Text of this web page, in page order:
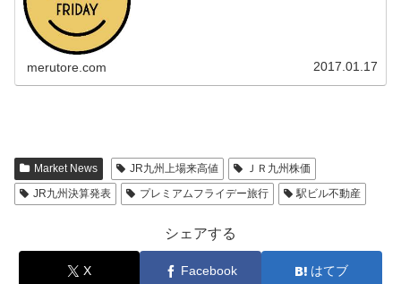
merutore.com 2017.01.17
Market News JR九州上場来高値
ＪＲ九州株価
JR九州決算発表
プレミアムフライデー旅行 駅ビル不動産
シェアする
X Facebook はてブ